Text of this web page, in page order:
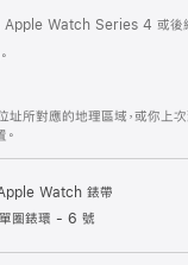
Watch Series 4 或後
址所對應的地理區域，或你上
Watch 錶帶
圈錶環 - 6 號